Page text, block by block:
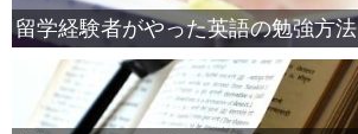
留学経験者がやった英語の勉強方法